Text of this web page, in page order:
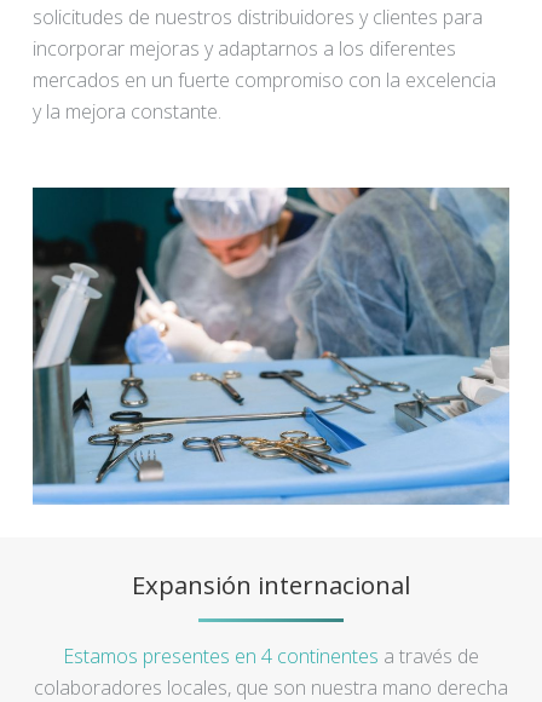
solicitudes de nuestros distribuidores y clientes para
incorporar mejoras y adaptarnos a los diferentes
mercados en un fuerte compromiso con la excelencia
y la mejora constante.
Expansión internacional
Estamos presentes en 4 continentes a través de
colaboradores locales, que son nuestra mano derecha